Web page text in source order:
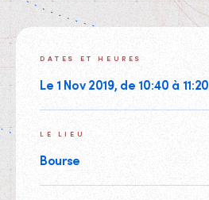
DATES ET HEURES
Le 1 Nov 2019, de 10:40 à 11:20
LE LIEU
Bourse